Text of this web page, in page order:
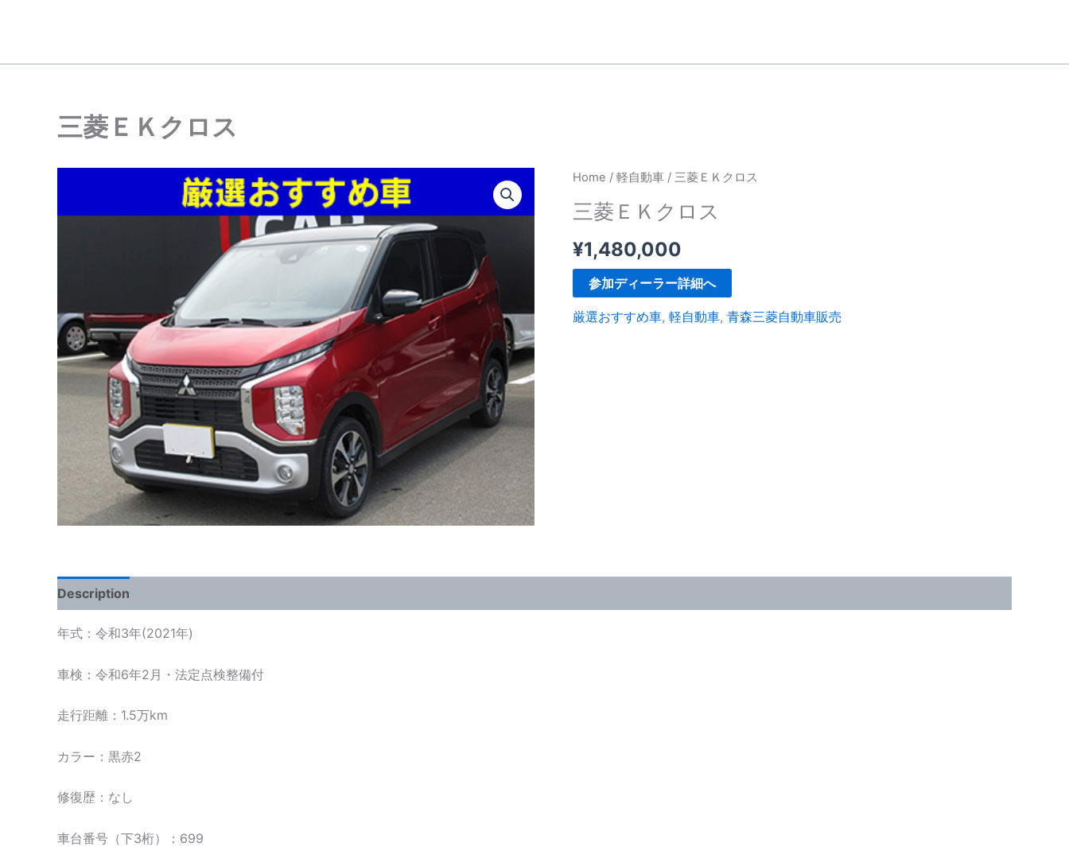
三菱ＥＫクロス
Home / 軽自動車 / 三菱ＥＫクロス
三菱ＥＫクロス
¥1,480,000
参加ディーラー詳細へ
厳選おすすめ車, 軽自動車, 青森三菱自動車販売
Description
年式：令和3年(2021年)
車検：令和6年2月・法定点検整備付
走行距離：1.5万km
カラー：黒赤2
修復歴：なし
車台番号（下3桁）：699